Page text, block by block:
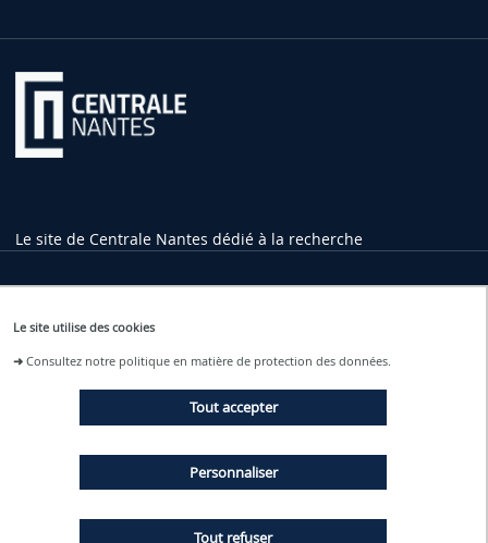
Le site utilise des cookies
➜Consultez notre politique en matière de protection des données.
Tout accepter
Tout refuser
Personnaliser
Le site de Centrale Nantes dédié à la recherche
44321 Nantes Cedex 3
Arrêt Ecole Centrale - Audencia